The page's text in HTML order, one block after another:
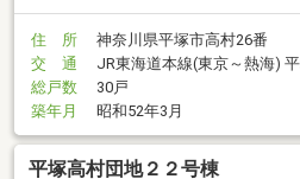
住 所
神奈川県平塚市高村26番
交 通
JR東海道本線(東京～熱海)
総戸数
30戸
築年月
昭和52年3月
平塚高村団地２２号棟